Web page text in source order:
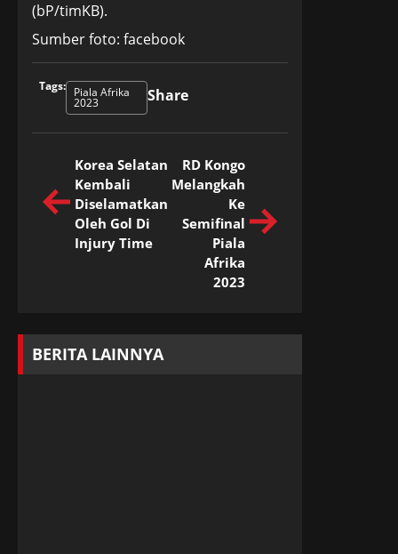
(bP/timKB).
Sumber foto: facebook
Tags: Piala Afrika
2023 Share
Korea Selatan
Kembali
Diselamatkan
Oleh Gol Di
Injury Time
RD Kongo
Melangkah
Ke
Semifinal
Piala
Afrika
2023
BERITA LAINNYA